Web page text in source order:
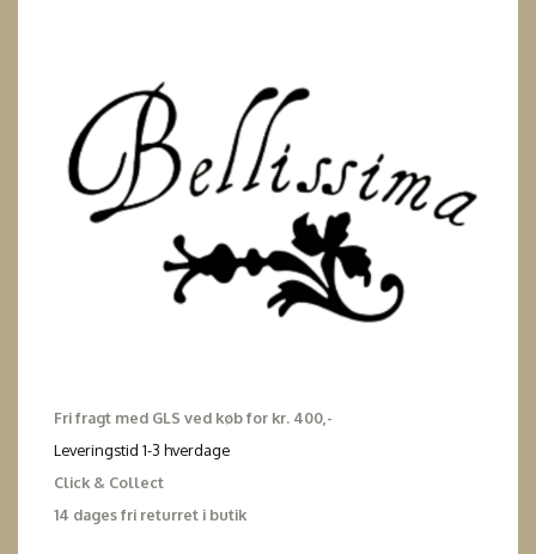
Fri fragt med GLS ved køb for kr. 400,-
Leveringstid 1-3 hverdage
Click & Collect
14 dages fri returret i butik